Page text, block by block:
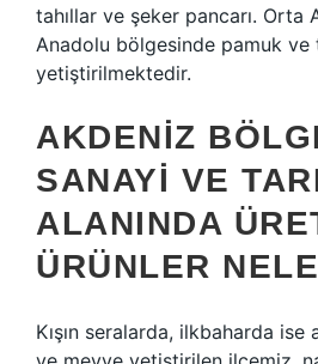
tahıllar ve şeker pancarı. Orta
Anadolu bölgesinde pamuk ve
yetiştirilmektedir.
AKDENIZ
SANAYI VE
ALANINDA
ÜRÜNLER
Kışın seralarda, ilkbaharda ise